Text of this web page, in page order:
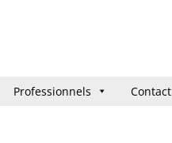
Professionnels Contact
Professionnels Contact